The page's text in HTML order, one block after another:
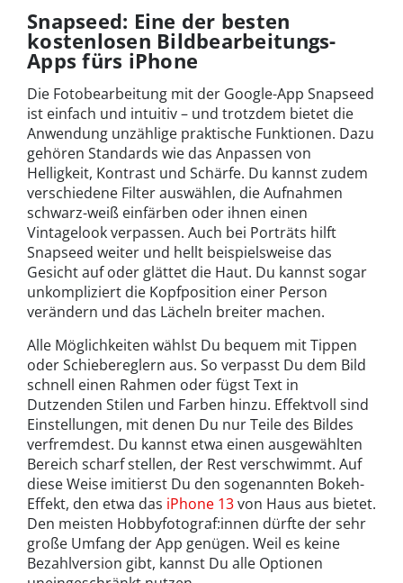
Snapseed: Eine der besten
kostenlosen Bildbearbeitungs-
Apps fürs iPhone
Die Fotobearbeitung mit der Google-App Snapseed
ist einfach und intuitiv – und trotzdem bietet die
Anwendung unzählige praktische Funktionen. Dazu
gehören Standards wie das Anpassen von
Helligkeit, Kontrast und Schärfe. Du kannst zudem
verschiedene Filter auswählen, die Aufnahmen
schwarz-weiß einfärben oder ihnen einen
Vintagelook verpassen. Auch bei Porträts hilft
Snapseed weiter und hellt beispielsweise das
Gesicht auf oder glättet die Haut. Du kannst sogar
unkompliziert die Kopfposition einer Person
verändern und das Lächeln breiter machen.
Alle Möglichkeiten wählst Du bequem mit Tippen
oder Schiebereglern aus. So verpasst Du dem Bild
schnell einen Rahmen oder fügst Text in
Dutzenden Stilen und Farben hinzu. Effektvoll sind
Einstellungen, mit denen Du nur Teile des Bildes
verfremdest. Du kannst etwa einen ausgewählten
Bereich scharf stellen, der Rest verschwimmt. Auf
diese Weise imitierst Du den sogenannten Bokeh-
Effekt, den etwa das iPhone 13von Haus aus bietet.
Den meisten Hobbyfotograf:innen dürfte der sehr
große Umfang der App genügen. Weil es keine
Bezahlversion gibt, kannst Du alle Optionen